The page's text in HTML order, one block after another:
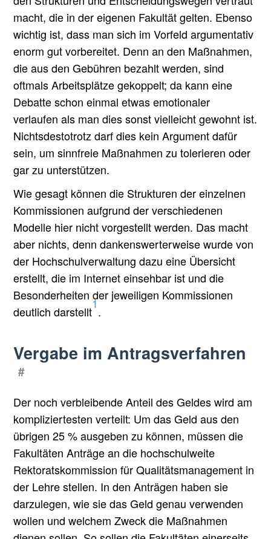
macht, die in der eigenen Fakultät gelten. Ebenso
wichtig ist, dass man sich im Vorfeld argumentativ
enorm gut vorbereitet. Denn an den Maßnahmen,
die aus den Gebühren bezahlt werden, sind
oftmals Arbeitsplätze gekoppelt; da kann eine
Debatte schon einmal etwas emotionaler
verlaufen als man dies sonst vielleicht gewohnt ist.
Nichtsdestotrotz darf dies kein Argument dafür
sein, um sinnfreie Maßnahmen zu tolerieren oder
gar zu unterstützen.
Wie gesagt können die Strukturen der einzelnen
Kommissionen aufgrund der verschiedenen
Modelle hier nicht vorgestellt werden. Das macht
aber nichts, denn dankenswerterweise wurde von
der Hochschulverwaltung dazu eine Übersicht
erstellt, die im Internet einsehbar ist und die
Besonderheiten der jeweiligen Kommissionen
deutlich darstellt
1
.
Vergabe im Antragsverfahren
#
Der noch verbleibende Anteil des Geldes wird am
kompliziertesten verteilt: Um das Geld aus den
übrigen 25 % ausgeben zu können, müssen die
Fakultäten Anträge an die hochschulweite
Rektoratskommission für Qualitätsmanagement in
der Lehre stellen. In den Anträgen haben sie
darzulegen, wie sie das Geld genau verwenden
wollen und welchem Zweck die Maßnahmen